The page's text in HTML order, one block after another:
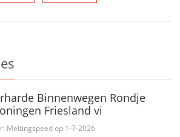
Binnenwegen Rondje
Friesland vi
Meltingspeed op 1-7-2026